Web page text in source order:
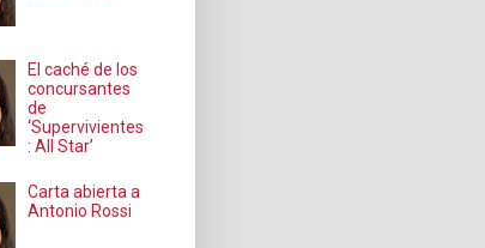
El caché de los
concursantes
de
‘Supervivientes
: All Star’
Carta abierta a
Antonio Rossi